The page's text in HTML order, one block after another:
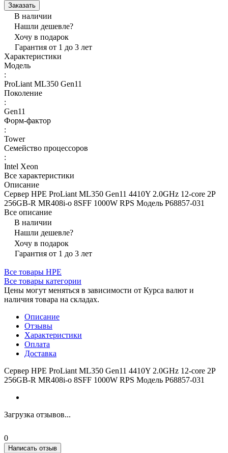
Заказать
В наличии
Нашли дешевле?
Хочу в подарок
Гарантия от 1 до 3 лет
Характеристики
Модель
:
ProLiant ML350 Gen11
Поколение
:
Gen11
Форм-фактор
:
Tower
Семейство процессоров
:
Intel Xeon
Все характеристики
Описание
Сервер HPE ProLiant ML350 Gen11 4410Y 2.0GHz 12-core 2P
256GB-R MR408i-o 8SFF 1000W RPS Модель P68857-031
Все описание
В наличии
Нашли дешевле?
Хочу в подарок
Гарантия от 1 до 3 лет
Все товары HPE
Все товары категории
Цены могут меняться в зависимости от Курса валют и
наличия товара на складах.
Описание
Отзывы
Характеристики
Оплата
Доставка
Сервер HPE ProLiant ML350 Gen11 4410Y 2.0GHz 12-core 2P
256GB-R MR408i-o 8SFF 1000W RPS Модель P68857-031
Загрузка отзывов...
0
Написать отзыв